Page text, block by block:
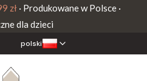
zł· Produkowane w Polsce ·
dla dzieci
polski